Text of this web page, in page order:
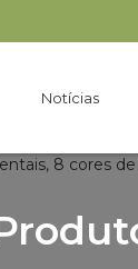
Notícias